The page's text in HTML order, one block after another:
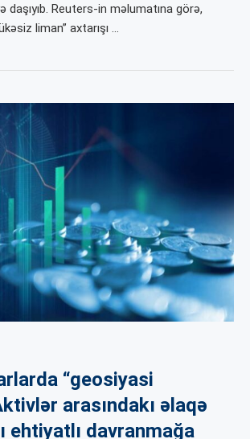
daşıyıb. Reuters-in məlumatına görə,
liman” axtarışı …
“geosiyasi
arasındakı əlaqə
ehtiyatlı davranmağa